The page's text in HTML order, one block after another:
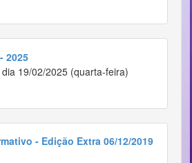
2025
19/02/2025 (quarta-feira)
- Edição Extra 06/12/2019